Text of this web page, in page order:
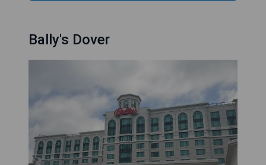
Bally's Dover